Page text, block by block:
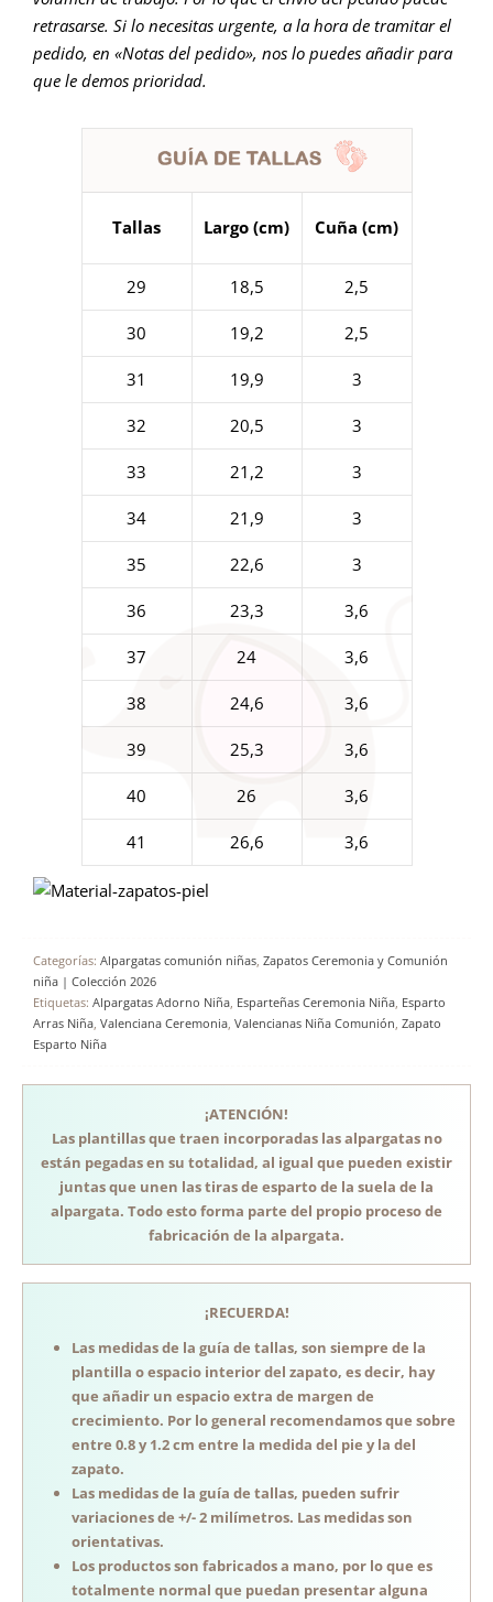
retrasarse. Si lo necesitas urgente, a la hora de tramitar el
pedido, en «Notas del pedido», nos lo puedes añadir para
que le demos prioridad.
Tallas Largo (cm) Cuña (cm)
29 18,5 2,5
30 19,2 2,5
31 19,9 3
32 20,5 3
33 21,2 3
34 21,9 3
35 22,6 3
36 23,3 3,6
37 24 3,6
38 24,6 3,6
39 25,3 3,6
40 26 3,6
41 26,6 3,6
Categorías: Alpargatas comunión niñas Zapatos Ceremonia y Comunión
niña | Colección 2026
Etiquetas: Alpargatas Adorno Niña Esparteñas Ceremonia Niña Esparto
Arras Niña Valenciana Ceremonia Valencianas Niña Comunión Zapato
Esparto Niña
¡ATENCIÓN!
Las plantillas que traen incorporadas las alpargatas no
están pegadas en su totalidad, al igual que pueden existir
juntas que unen las tiras de esparto de la suela de la
alpargata. Todo esto forma parte del propio proceso de
fabricación de la alpargata.
¡RECUERDA!
Las medidas de la guía de tallas, son siempre de la
plantilla o espacio interior del zapato, es decir, hay
que añadir un espacio extra de margen de
crecimiento. Por lo general recomendamos que sobre
entre 0.8 y 1.2 cm entre la medida del pie y la del
zapato.
Las medidas de la guía de tallas, pueden sufrir
variaciones de +/- 2 milímetros. Las medidas son
orientativas.
Los productos son fabricados a mano, por lo que es
totalmente normal que puedan presentar alguna